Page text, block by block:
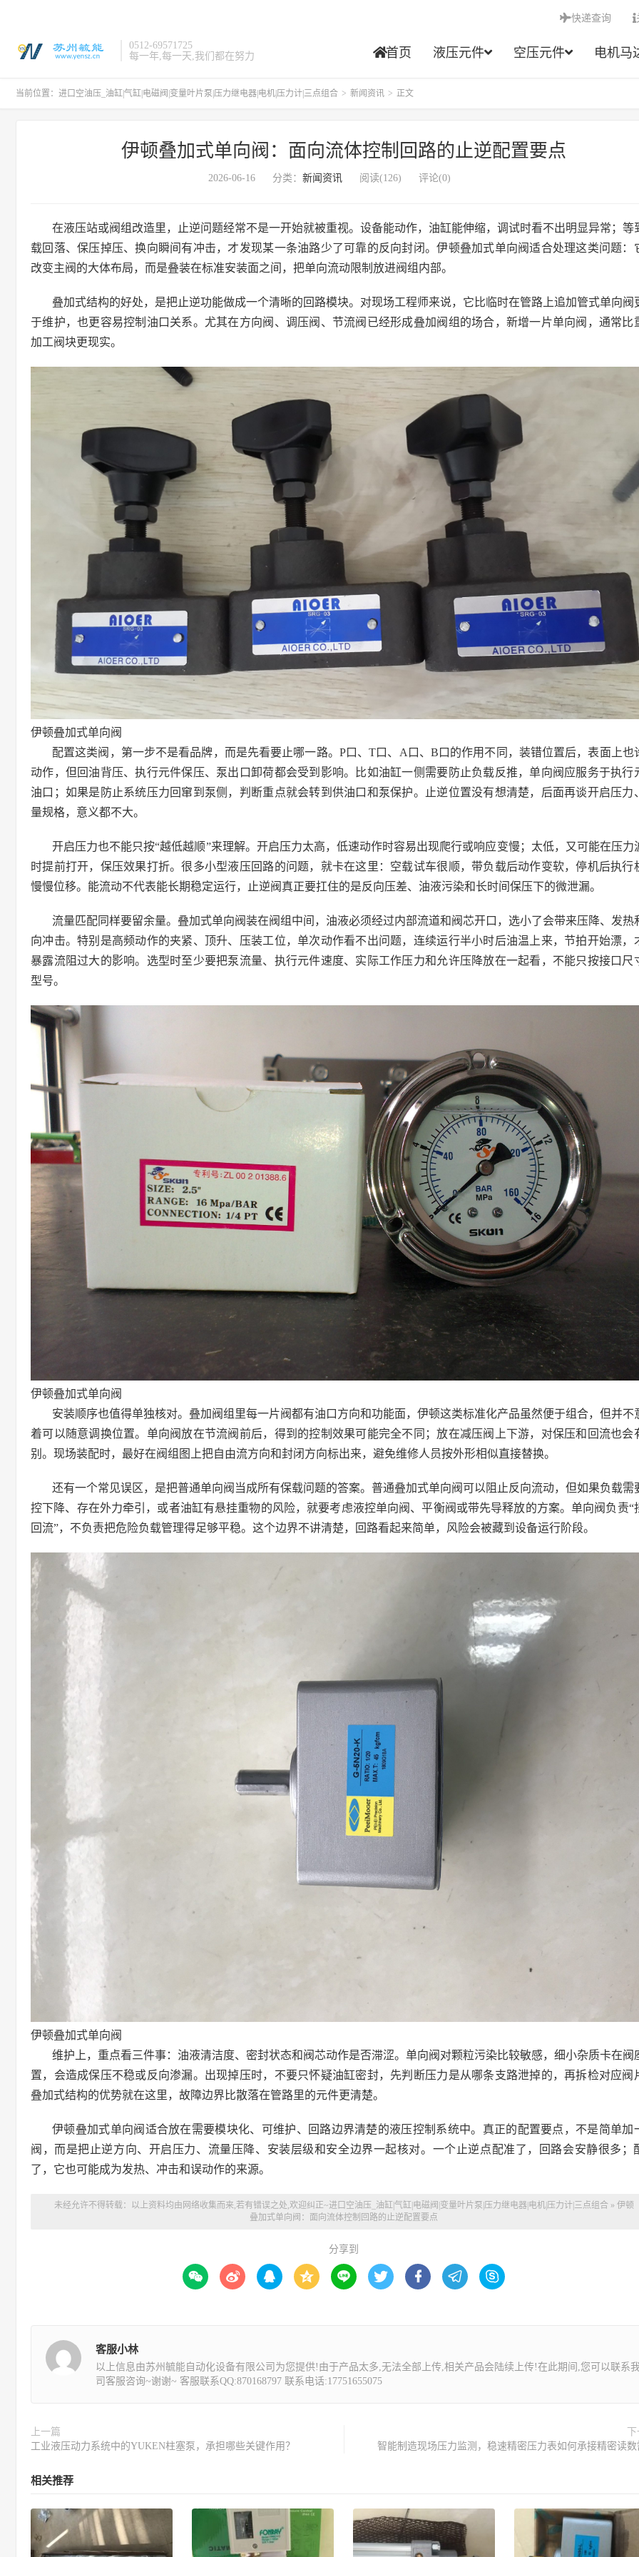
0512-69571725
每一年,每一天,我们都在努力
首页 液压元件 空压元件 电机马
快递查询
当前位置： 进口空油压_油缸|气缸|电磁阀|变量叶片泵|压力继电器|电机|压力计|三点组合 > 新闻资讯 > 正文
伊顿叠加式单向阀：面向流体控制回路的止逆配置要点
2026-06-16 分类： 新闻资讯 阅读(126) 评论(0)
在液压站或阀组改造里，止逆问题经常不是一开始就被重视。设备能动作，油缸能伸缩，调试时看不出明显异常；等
载回落、保压掉压、换向瞬间有冲击，才发现某一条油路少了可靠的反向封闭。伊顿叠加式单向阀适合处理这类问题：
改变主阀的大体布局，而是叠装在标准安装面之间，把单向流动限制放进阀组内部。
叠加式结构的好处，是把止逆功能做成一个清晰的回路模块。对现场工程师来说，它比临时在管路上追加管式单向阀
于维护，也更容易控制油口关系。尤其在方向阀、调压阀、节流阀已经形成叠加阀组的场合，新增一片单向阀，通常比
加工阀块更现实。
伊顿叠加式单向阀
配置这类阀，第一步不是看品牌，而是先看要止哪一路。P口、T口、A口、B口的作用不同，装错位置后，表面上也
动作，但回油背压、执行元件保压、泵出口卸荷都会受到影响。比如油缸一侧需要防止负载反推，单向阀应服务于执行
油口；如果是防止系统压力回窜到泵侧，判断重点就会转到供油口和泵保护。止逆位置没有想清楚，后面再谈开启压力
量规格，意义都不大。
开启压力也不能只按“越低越顺”来理解。开启压力太高，低速动作时容易出现爬行或响应变慢；太低，又可能在压力
时提前打开，保压效果打折。很多小型液压回路的问题，就卡在这里：空载试车很顺，带负载后动作变软，停机后执行
慢慢位移。能流动不代表能长期稳定运行，止逆阀真正要扛住的是反向压差、油液污染和长时间保压下的微泄漏。
流量匹配同样要留余量。叠加式单向阀装在阀组中间，油液必须经过内部流道和阀芯开口，选小了会带来压降、发热
向冲击。特别是高频动作的夹紧、顶升、压装工位，单次动作看不出问题，连续运行半小时后油温上来，节拍开始漂，
暴露流阻过大的影响。选型时至少要把泵流量、执行元件速度、实际工作压力和允许压降放在一起看，不能只按接口尺
型号。
伊顿叠加式单向阀
安装顺序也值得单独核对。叠加阀组里每一片阀都有油口方向和功能面，伊顿这类标准化产品虽然便于组合，但并不
着可以随意调换位置。单向阀放在节流阀前后，得到的控制效果可能完全不同；放在减压阀上下游，对保压和回流也会
别。现场装配时，最好在阀组图上把自由流方向和封闭方向标出来，避免维修人员按外形相似直接替换。
还有一个常见误区，是把普通单向阀当成所有保载问题的答案。普通叠加式单向阀可以阻止反向流动，但如果负载需
控下降、存在外力牵引，或者油缸有悬挂重物的风险，就要考虑液控单向阀、平衡阀或带先导释放的方案。单向阀负责“
回流”，不负责把危险负载管理得足够平稳。这个边界不讲清楚，回路看起来简单，风险会被藏到设备运行阶段。
伊顿叠加式单向阀
维护上，重点看三件事：油液清洁度、密封状态和阀芯动作是否滞涩。单向阀对颗粒污染比较敏感，细小杂质卡在阀
置，会造成保压不稳或反向渗漏。出现掉压时，不要只怀疑油缸密封，先判断压力是从哪条支路泄掉的，再拆检对应阀
叠加式结构的优势就在这里，故障边界比散落在管路里的元件更清楚。
伊顿叠加式单向阀适合放在需要模块化、可维护、回路边界清楚的液压控制系统中。真正的配置要点，不是简单加
阀，而是把止逆方向、开启压力、流量压降、安装层级和安全边界一起核对。一个止逆点配准了，回路会安静很多；
了，它也可能成为发热、冲击和误动作的来源。
未经允许不得转载：以上资料均由网络收集而来,若有错误之处,欢迎纠正~进口空油压_油缸|气缸|电磁阀|变量叶片泵|压力继电器|电机|压力计|三点组合 » 伊顿
叠加式单向阀：面向流体控制回路的止逆配置要点
分享到
        
客服小林
以上信息由苏州毓能自动化设备有限公司为您提供!由于产品太多,无法全部上传,相关产品会陆续上传!在此期间,您可以联系
司客服咨询~谢谢~ 客服联系QQ:870168797 联系电话:17751655075
上一篇
工业液压动力系统中的YUKEN柱塞泵，承担哪些关键作用？
智能制造现场压力监测，稳速精密压力表如何承接精密读数
相关推荐